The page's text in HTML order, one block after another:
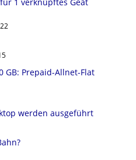
GB: Prepaid-Allnet-Flat
werden ausgeführt